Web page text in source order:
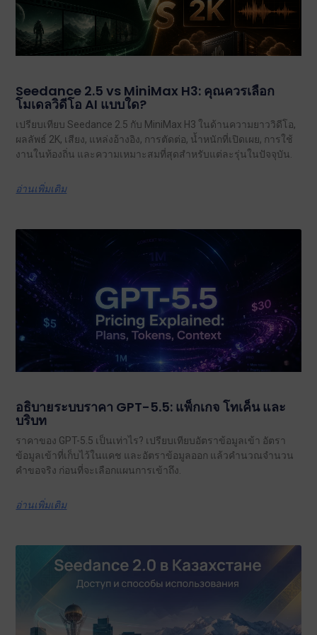
Seedance 2.5 vs MiniMax H3: คุณควรเลือก
โมเดลวิดีโอ AI แบบใด?
เปรียบเทียบ Seedance 2.5 กับ MiniMax H3 ในด้านความยาววิดีโอ,
ผลลัพธ์ 2K, เสียง, แหล่งอ้างอิง, การตัดต่อ, น้ำหนักที่เปิดเผย, การใช้
งานในท้องถิ่น และความเหมาะสมที่สุดสำหรับแต่ละรุ่นในปัจจุบัน.
อ่านเพิ่มเติม
อธิบายระบบราคา GPT-5.5: แพ็กเกจ โทเค็น และ
บริบท
ราคาของ GPT-5.5 เป็นเท่าไร? เปรียบเทียบอัตราข้อมูลเข้า อัตรา
ข้อมูลเข้าที่เก็บไว้ในแคช และอัตราข้อมูลออก แล้วคำนวณจำนวน
คำขอจริง ก่อนที่จะเลือกแผนการเข้าถึง.
อ่านเพิ่มเติม